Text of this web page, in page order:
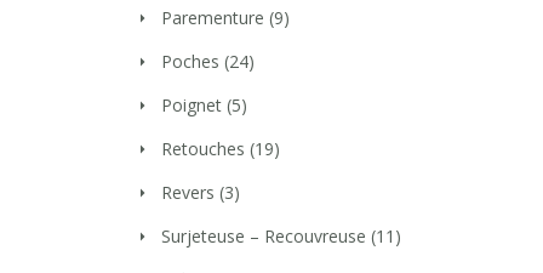
Parementure (9)
Poches (24)
Poignet (5)
Retouches (19)
Revers (3)
Surjeteuse – Recouvreuse (11)